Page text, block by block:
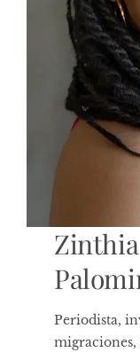
Periodista,